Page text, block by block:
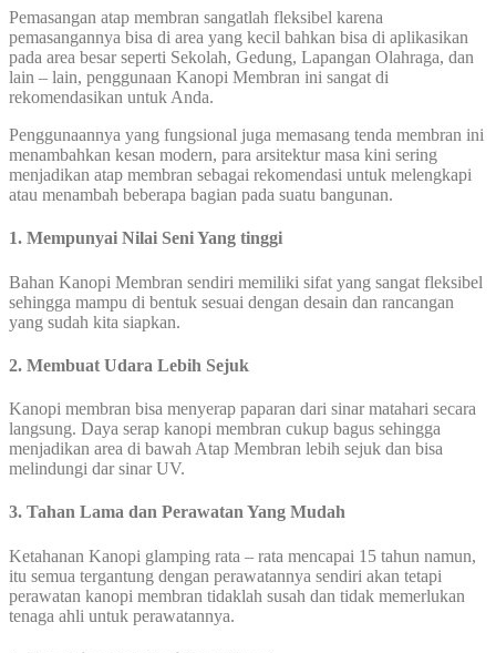
Pemasangan atap membran sangatlah fleksibel karena
pemasangannya bisa di area yang kecil bahkan bisa di aplikasikan
pada area besar seperti Sekolah, Gedung, Lapangan Olahraga, dan
lain – lain, penggunaan Kanopi Membran ini sangat di
rekomendasikan untuk Anda.
Penggunaannya yang fungsional juga memasang tenda membran ini
menambahkan kesan modern, para arsitektur masa kini sering
menjadikan atap membran sebagai rekomendasi untuk melengkapi
atau menambah beberapa bagian pada suatu bangunan.
1. Mempunyai Nilai Seni Yang tinggi
Bahan Kanopi Membran sendiri memiliki sifat yang sangat fleksibel
sehingga mampu di bentuk sesuai dengan desain dan rancangan
yang sudah kita siapkan.
2. Membuat Udara Lebih Sejuk
Kanopi membran bisa menyerap paparan dari sinar matahari secara
langsung. Daya serap kanopi membran cukup bagus sehingga
menjadikan area di bawah Atap Membran lebih sejuk dan bisa
melindungi dar sinar UV.
3. Tahan Lama dan Perawatan Yang Mudah
Ketahanan Kanopi glamping rata – rata mencapai 15 tahun namun,
itu semua tergantung dengan perawatannya sendiri akan tetapi
perawatan kanopi membran tidaklah susah dan tidak memerlukan
tenaga ahli untuk perawatannya.